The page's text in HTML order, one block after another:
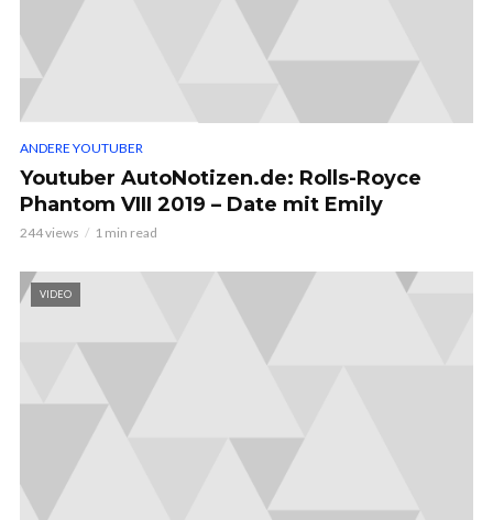
ANDERE YOUTUBER
Youtuber AutoNotizen.de: Rolls-Royce
Phantom VIII 2019 – Date mit Emily
244 views 1 min read
VIDEO